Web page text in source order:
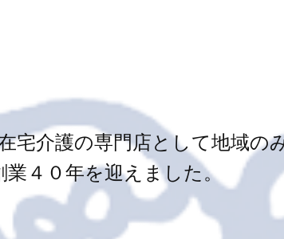
宅介護の専門店として地域の
業４０年を迎えました。